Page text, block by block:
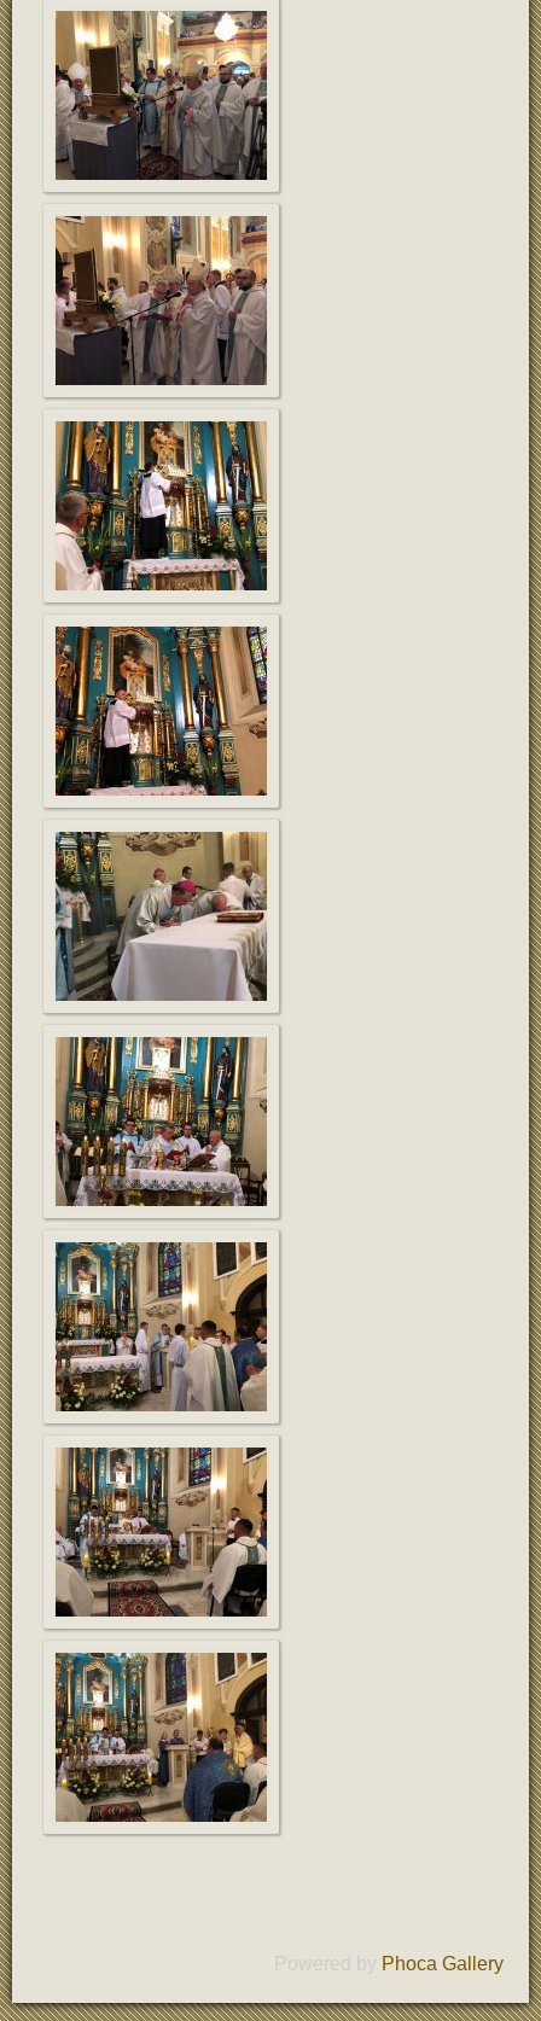
Powered by Phoca Gallery